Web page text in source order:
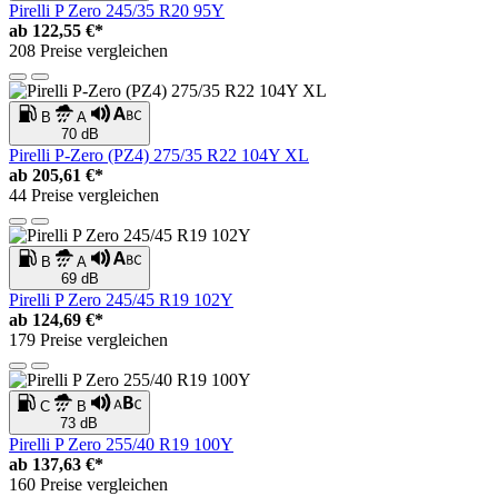
Pirelli P Zero 245/35 R20 95Y
ab 122,55 €*
208 Preise vergleichen
B
A
70 dB
Pirelli P-Zero (PZ4) 275/35 R22 104Y XL
ab 205,61 €*
44 Preise vergleichen
B
A
69 dB
Pirelli P Zero 245/45 R19 102Y
ab 124,69 €*
179 Preise vergleichen
C
B
73 dB
Pirelli P Zero 255/40 R19 100Y
ab 137,63 €*
160 Preise vergleichen